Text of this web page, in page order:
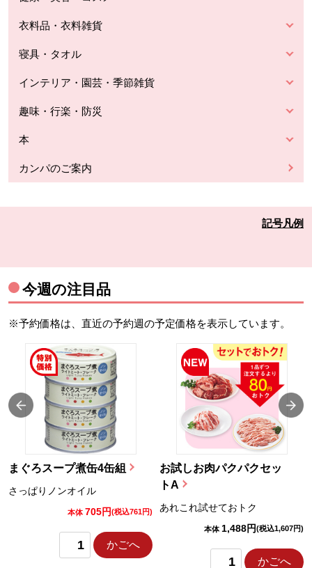
衣料品・衣料雑貨
寝具・タオル
インテリア・園芸・季節雑貨
趣味・行楽・防災
本
カンパのご案内
記号凡例
今週の注目品
※予約価格は、直近の予約週の予定価格を表示しています。
まぐろスープ煮缶4缶組
さっぱりノンオイル
本体 705円(税込761円)
かごへ
お試しお肉パクパクセッ
トA
あれこれ試せておトク
本体 1,488円(税込1,607円)
かごへ